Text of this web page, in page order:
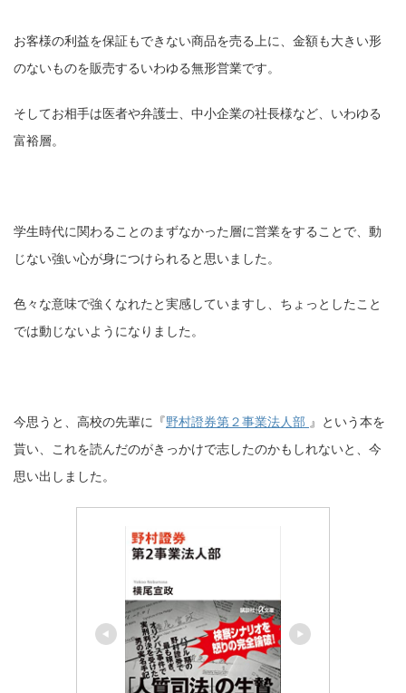
お客様の利益を保証もできない商品を売る上に、金額も大きい形
のないものを販売するいわゆる無形営業です。
そしてお相手は医者や弁護士、中小企業の社長様など、いわゆる
富裕層。
学生時代に関わることのまずなかった層に営業をすることで、動
じない強い心が身につけられると思いました。
色々な意味で強くなれたと実感していますし、ちょっとしたこと
では動じないようになりました。
今思うと、高校の先輩に『野村證券第２事業法人部 』という本を
貰い、これを読んだのがきっかけで志したのかもしれないと、今
思い出しました。